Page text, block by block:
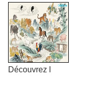
Découvrez l